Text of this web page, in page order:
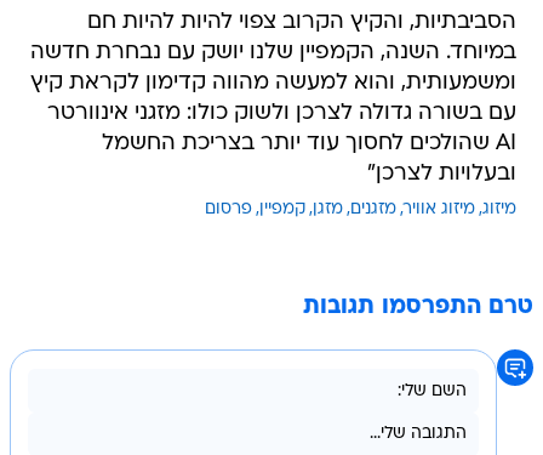
הסביבתיות, והקיץ הקרוב צפוי להיות להיות חם
במיוחד. השנה, הקמפיין שלנו יושק עם נבחרת חדשה
ומשמעותית, והוא למעשה מהווה קדימון לקראת קיץ
עם בשורה גדולה לצרכן ולשוק כולו: מזגני אינוורטר
AI שהולכים לחסוך עוד יותר בצריכת החשמל
ובעלויות לצרכן"
מיזוג מיזוג אוויר מזגנים מזגן קמפיין פרסום
טרם התפרסמו תגובות